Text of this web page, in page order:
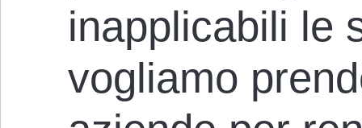
inapplicabili le
vogliamo